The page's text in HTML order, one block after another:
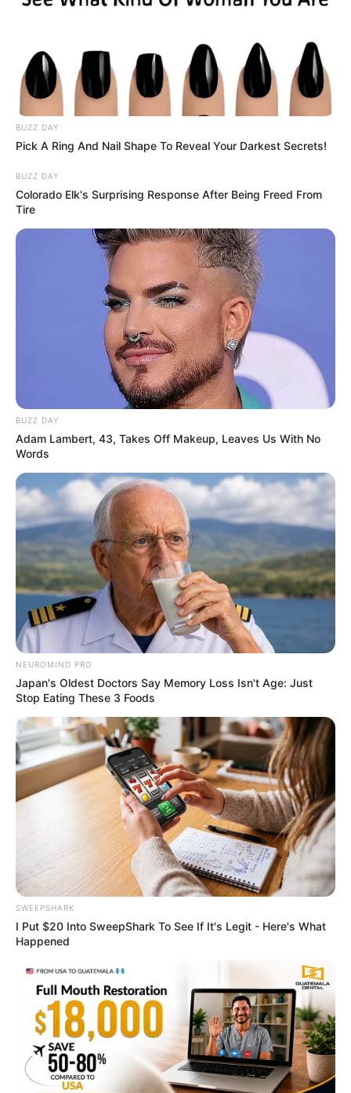
BRAINBERRIES
Most People Don't Know That These 8 Celebrities Are
Tarantino’s Latest Effort Will Probably Be His Best To
Date
BRAINBERRIES
These Photos Make Us Nostalgic For The 70's
BRAINBERRIES
The Most Unexpected Wedding Dance Moments
And They Did Show This In Bohemian Rapsody!
BRAINBERRIES
Sensational Seductress: Demi Moore's Most
BUZZ DAY
Pick A Ring And Nail Shape To Reveal Your Darkest Secrets!
BUZZ DAY
Colorado Elk's Surprising Response After Being Freed From
Tire
BUZZ DAY
Adam Lambert, 43, Takes Off Makeup, Leaves Us With No
Words
NEUROMIND PRO
Japan's Oldest Doctors Say Memory Loss Isn't Age: Just
Stop Eating These 3 Foods
SWEEPSHARK
I Put $20 Into SweepShark To See If It's Legit - Here's What
Happened